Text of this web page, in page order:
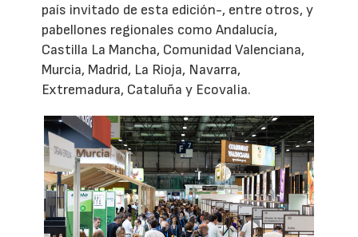
país invitado de esta edición-, entre otros, y
pabellones regionales como Andalucía,
Castilla La Mancha, Comunidad Valenciana,
Murcia, Madrid, La Rioja, Navarra,
Extremadura, Cataluña y Ecovalia.